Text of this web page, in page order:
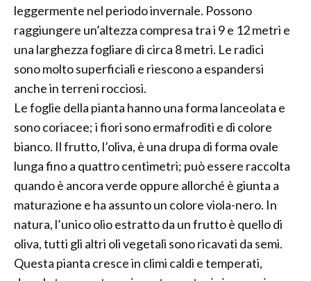
leggermente nel periodo invernale. Possono
raggiungere un’altezza compresa tra i 9 e 12 metri e
una larghezza fogliare di circa 8 metri. Le radici
sono molto superficiali e riescono a espandersi
anche in terreni rocciosi.
Le foglie della pianta hanno una forma lanceolata e
sono coriacee; i fiori sono ermafroditi e di colore
bianco. Il frutto, l’oliva, è una drupa di forma ovale
lunga fino a quattro centimetri; può essere raccolta
quando è ancora verde oppure allorché è giunta a
maturazione e ha assunto un colore viola-nero. In
natura, l’unico olio estratto da un frutto è quello di
oliva, tutti gli altri oli vegetali sono ricavati da semi.
Questa pianta cresce in climi caldi e temperati,